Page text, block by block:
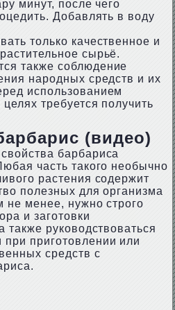
минут, после чего
Добавлять в воду
только качественное и
сырьё.
также соблюдение
народных средств и их
использованием
требуется получить
(видео)
барбариса
часть такого необычно
растения содержит
полезных для организма
не менее, нужно строго
и заготовки
также руководствоваться
приготовлении или
средств с